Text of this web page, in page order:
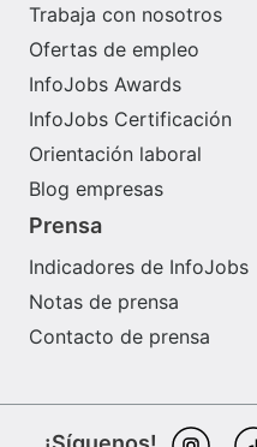
Trabaja con nosotros
Ofertas de empleo
InfoJobs Awards
InfoJobs Certificación
Orientación laboral
Blog empresas
Prensa
Indicadores de InfoJobs
Notas de prensa
Contacto de prensa